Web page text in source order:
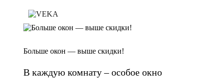
Больше окон — выше скидки!
В каждую комнату – особое окно